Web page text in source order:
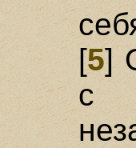
[5]
с